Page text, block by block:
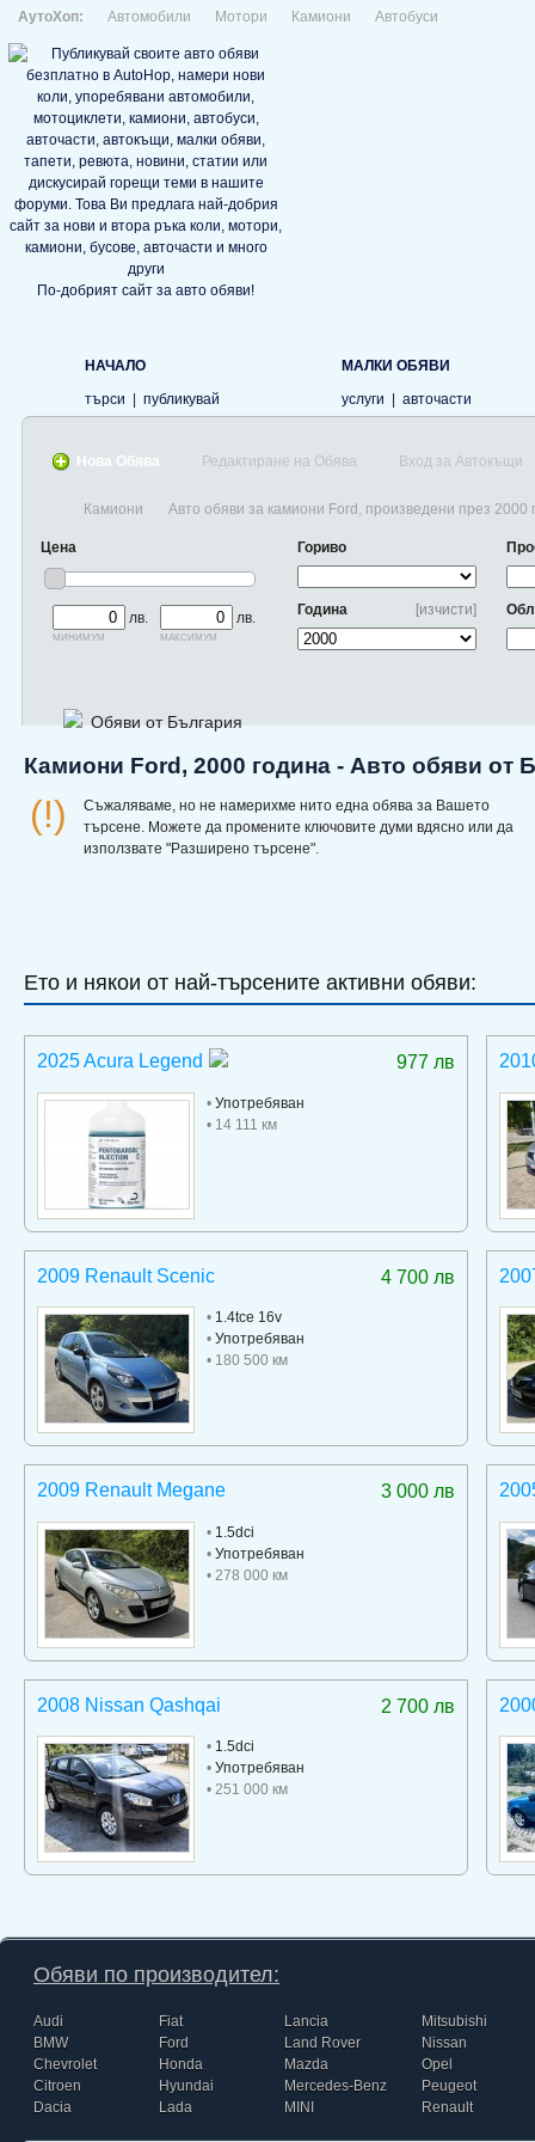
АутоХоп: Автомобили Мотори Камиони Автобуси
По-добрият сайт за авто обяви!
НАЧАЛО
търси
публикувай
МАЛКИ ОБЯВИ
услуги
авточасти
Нова Обява Редактиране на Обява Вход за Автокъщи
Камиони Авто обяви за камиони Ford, произведени през 2000
Цена
лв.
минимум
лв.
максимум
Гориво
[изчисти]
Година
Обяви от България
Камиони Ford, 2000 година - Авто обяви от
(!)
Съжаляваме, но не намерихме нито една обява за Вашето
търсене. Можете да промените ключовите думи вдясно или да
използвате "Разширено търсене".
Ето и някои от най-търсените активни обяви:
977 лв
2025 Acura Legend
• Употребяван
• 14 111 км
4 700 лв
2009 Renault Scenic
• 1.4tce 16v
• Употребяван
• 180 500 км
3 000 лв
2009 Renault Megane
• 1.5dci
• Употребяван
• 278 000 км
2 700 лв
2008 Nissan Qashqai
• 1.5dci
• Употребяван
• 251 000 км
Обяви по производител:
Audi
BMW
Chevrolet
Citroen
Dacia
Fiat
Ford
Honda
Hyundai
Lada
Lancia
Land Rover
Mazda
Mercedes-Benz
MINI
Mitsubishi
Nissan
Opel
Peugeot
Renault